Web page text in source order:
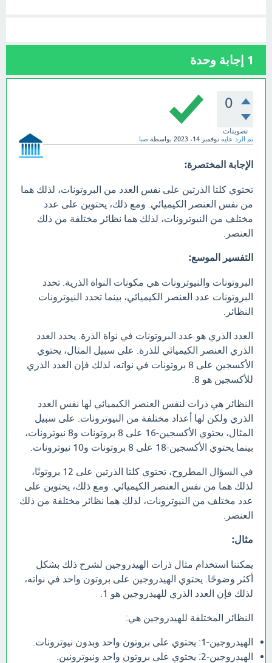
1 إجابة وحدة
0
تصويتات
تم الرد عليه نوفمبر 14، 2023 بواسطة صبا
الإجابة المختصرة:
تحتوي كلتا الذرتين على نفس العدد من البروتونات، لذلك هما
من نفس العنصر الكيميائي. ومع ذلك، يحتوين على عدد
مختلف من النيوترونات، لذلك هما نظائر مختلفة من ذلك
العنصر.
التفسير الموسع:
البروتونات والنيوترونات هي مكونات النواة الذرية. تحدد
البروتونات عدد العنصر الكيميائي، بينما تحدد النيوترونات
النظائر.
العدد الذري هو عدد البروتونات في نواة الذرة. يحدد العدد
الذري العنصر الكيميائي للذرة. على سبيل المثال، يحتوي
الأكسجين على 8 بروتونات في نواته، لذلك فإن العدد الذري
للأكسجين هو 8.
النظائر هي ذرات لنفس العنصر الكيميائي لها نفس العدد
الذري ولكن لها أعداد مختلفة من النيوترونات. على سبيل
المثال، يحتوي الأكسجين-16 على 8 بروتونات و8 نيوترونات،
بينما يحتوي الأكسجين-18 على 8 بروتونات و10 نيوترونات.
في السؤال المطروح، تحتوي كلتا الذرتين على 12 بروتونًا،
لذلك هما من نفس العنصر الكيميائي. ومع ذلك، يحتوين على
عدد مختلف من النيوترونات، لذلك هما نظائر مختلفة من ذلك
العنصر.
مثال:
يمكننا استخدام مثال ذرات الهيدروجين لشرح ذلك بشكل
أكثر وضوحًا. يحتوي الهيدروجين على بروتون واحد في نواته،
لذلك فإن العدد الذري للهيدروجين هو 1.
النظائر المختلفة للهيدروجين هي:
الهيدروجين-1: يحتوي على بروتون واحد وبدون نيوترونات.
الهيدروجين-2: يحتوي على بروتون واحد ونيوترونين.